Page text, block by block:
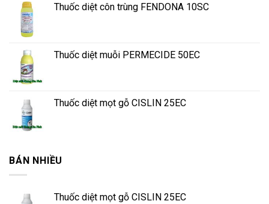
Thuốc diệt côn trùng FENDONA 10SC
Thuốc diệt muỗi PERMECIDE 50EC
Thuốc diệt mọt gỗ CISLIN 25EC
BÁN NHIỀU
Thuốc diệt mọt gỗ CISLIN 25EC